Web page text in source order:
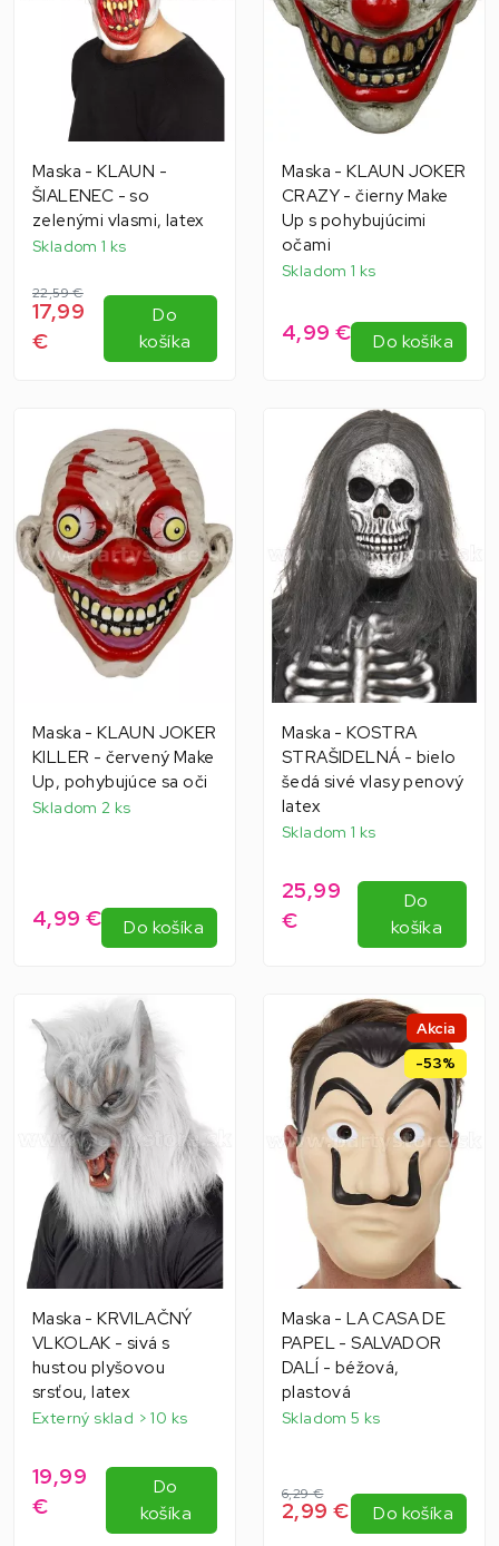
Maska - KLAUN -
ŠIALENEC - so
zelenými vlasmi, latex
Skladom 1 ks
22,59 €
17,99
€
Do
košíka
Maska - KLAUN JOKER
CRAZY - čierny Make
Up s pohybujúcimi
očami
Skladom 1 ks
4,99 € Do košíka
Maska - KLAUN JOKER
KILLER - červený Make
Up, pohybujúce sa oči
Skladom 2 ks
4,99 € Do košíka
Maska - KOSTRA
STRAŠIDELNÁ - bielo
šedá sivé vlasy penový
latex
Skladom 1 ks
25,99
€
Do
košíka
Maska - KRVILAČNÝ
VLKOLAK - sivá s
hustou plyšovou
srsťou, latex
Externý sklad > 10 ks
19,99
€
Do
košíka
Akcia
-53%
Maska - LA CASA DE
PAPEL - SALVADOR
DALÍ - béžová,
plastová
Skladom 5 ks
6,29 €
2,99 € Do košíka